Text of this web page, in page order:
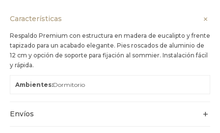
Características
Respaldo Premium con estructura en madera de eucalipto y frente
tapizado para un acabado elegante. Pies roscados de aluminio de
12 cm y opción de soporte para fijación al sommier. Instalación fácil
y rápida.
Ambientes Dormitorio
Envíos